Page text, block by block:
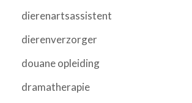
dierenartsassistent
dierenverzorger
douane opleiding
dramatherapie